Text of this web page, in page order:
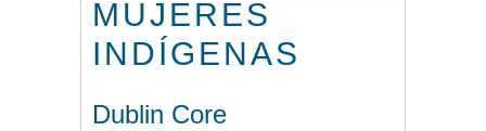
MUJERES
INDÍGENAS
Dublin Core